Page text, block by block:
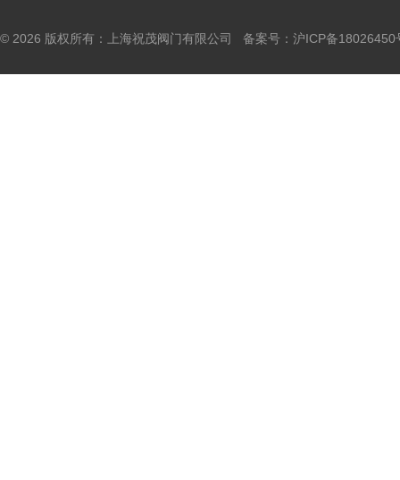
© 2026 版权所有：上海祝茂阀门有限公司 备案号： 沪ICP备18026450